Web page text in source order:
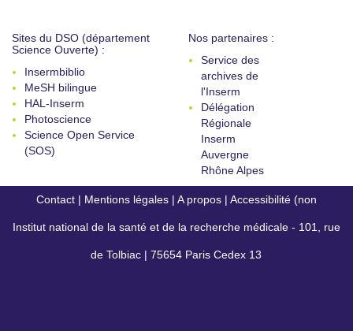
Sites du DSO (département
Science Ouverte) :
Insermbiblio
MeSH bilingue
HAL-Inserm
Photoscience
Science Open Service
(SOS)
Nos partenaires :
Service des
archives de
l'Inserm
Délégation
Régionale
Inserm
Auvergne
Rhône Alpes
Contact | Mentions légales | A propos | Accessibilité (non
conforme)
Institut national de la santé et de la recherche médicale - 101, rue
de Tolbiac | 75654 Paris Cedex 13